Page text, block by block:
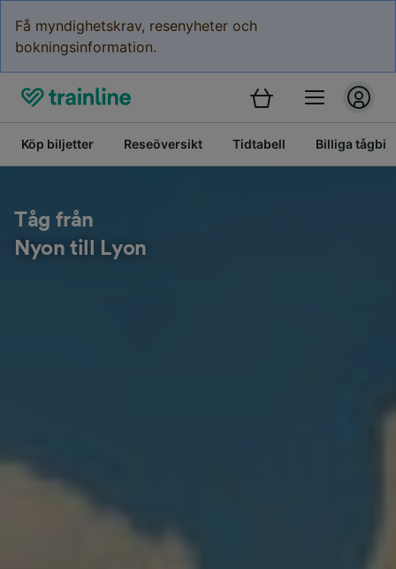
Få myndighetskrav, resenyheter och
bokningsinformation.
Köp biljetter Reseöversikt Tidtabell Billiga
Tåg från
Nyon till Lyon